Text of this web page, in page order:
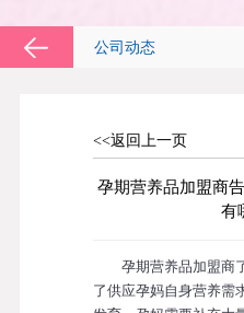
公司动态
<<返回上一页
孕期营养品加盟商
有
孕期营养品加盟商
了供应孕妈自身营养需